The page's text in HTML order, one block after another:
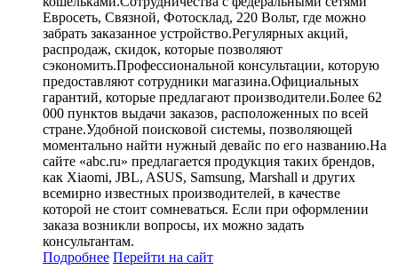
Евросеть, Связной, Фотосклад, 220 Вольт, где можно
забрать заказанное устройство.Регулярных акций,
распродаж, скидок, которые позволяют
сэкономить.Профессиональной консультации, которую
предоставляют сотрудники магазина.Официальных
гарантий, которые предлагают производители.Более 62
000 пунктов выдачи заказов, расположенных по всей
стране.Удобной поисковой системы, позволяющей
моментально найти нужный девайс по его названию.На
сайте «abc.ru» предлагается продукция таких брендов,
как Xiaomi, JBL, ASUS, Samsung, Marshall и других
всемирно известных производителей, в качестве
которой не стоит сомневаться. Если при оформлении
заказа возникли вопросы, их можно задать
консультантам.
Подробнее Перейти на сайт